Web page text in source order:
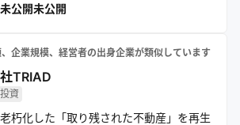
未公開未公開
企業規模、経営者の出身企業が類似しています
TRIAD
投資
朽化した「取り残された不動産」を再生